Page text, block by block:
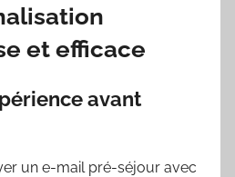
et efficace
avant
un e-mail pré-séjour avec